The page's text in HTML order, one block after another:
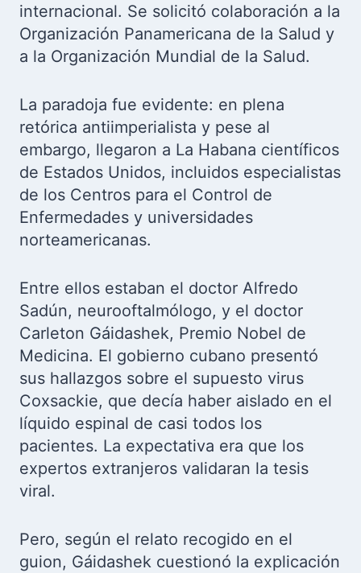
internacional. Se solicitó colaboración a la
Organización Panamericana de la Salud y
a la Organización Mundial de la Salud.
La paradoja fue evidente: en plena
retórica antiimperialista y pese al
embargo, llegaron a La Habana científicos
de Estados Unidos, incluidos especialistas
de los Centros para el Control de
Enfermedades y universidades
norteamericanas.
Entre ellos estaban el doctor Alfredo
Sadún, neurooftalmólogo, y el doctor
Carleton Gáidashek, Premio Nobel de
Medicina. El gobierno cubano presentó
sus hallazgos sobre el supuesto virus
Coxsackie, que decía haber aislado en el
líquido espinal de casi todos los
pacientes. La expectativa era que los
expertos extranjeros validaran la tesis
viral.
Pero, según el relato recogido en el
guion, Gáidashek cuestionó la explicación